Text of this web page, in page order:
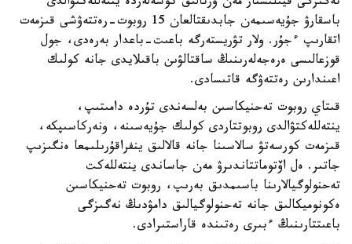
باسقارۋ جۇيەسىمەن جابدىقتالعان 15 روبوت-رەتتەۋشى قىزمەت
اتقارىپ ءجۇر. ولار تۋريستەرگە باعىت-باعدار بەرەدى، جول
قوزعالىسى ەرەجەلەرىنىڭ ساقتالۋىن باقىلايدى جانە كولىك
اعىندارىن رەتتەۋگە قاتىسادى.
قىتاي روبوت تەحنيكاسىن بەلسەندى تۇردە دامىتىپ،
ينتەللەكتۋالدى روبوتتاردى كولىك جۇيەسىنە، ونەركاسىپكە،
قىزمەت كورسەتۋ سالاسىنا جانە قالالىق ينفراقۇرىلىمعا ەنگىزىپ
جاتىر. ەل اۆتوماتتاندىرۋ مەن جاساندى ينتەللەكت
تەحنولوگيالارىنا باسىمدىق بەرىپ، روبوت تەحنيكاسىن
ەكونوميكالىق جانە تەحنولوگيالىق دامۋدىڭ نەگىزگى
باعىتتارىنىڭ ءبىرى رەتىندە قاراستىرادى.